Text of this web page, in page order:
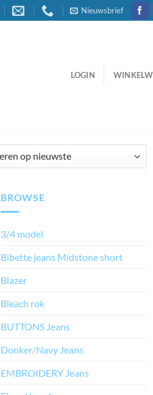
Nieuwsbrief
LOGIN
BROWSE
3/4 model
Bibette jeans Midstone short
Blazer
Bleach rok
BUTTONS Jeans
Donker/Navy Jeans
EMBROIDERY Jeans